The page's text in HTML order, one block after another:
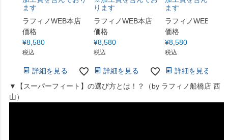
ます
ラフィノWEB本店
価格
¥8,580
税込
詳細を見る
ります
ラフィノWEB本店
価格
¥8,580
税込
詳細を見る
ます
ラフィノWEB本店
価格
¥8,580
税込
詳細を見る
▼【スーパーフィート】の選び方とは！？（by ラフィノ船橋店 西
山）